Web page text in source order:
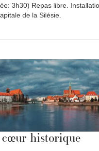
3h30) Repas libre.
de la Silésie.
cœur historique